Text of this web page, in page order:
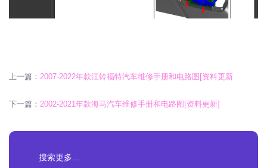
上一篇： 2007-2022年款江铃福特汽车维修手册和电路图[资料更新
下一篇： 2002-2021年款海马汽车维修手册和电路图[资料更新]